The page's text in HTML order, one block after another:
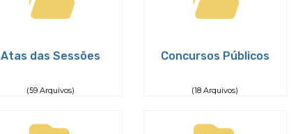
Atas das Sessões
(59 Arquivos)
Concursos Públicos
(18 Arquivos)